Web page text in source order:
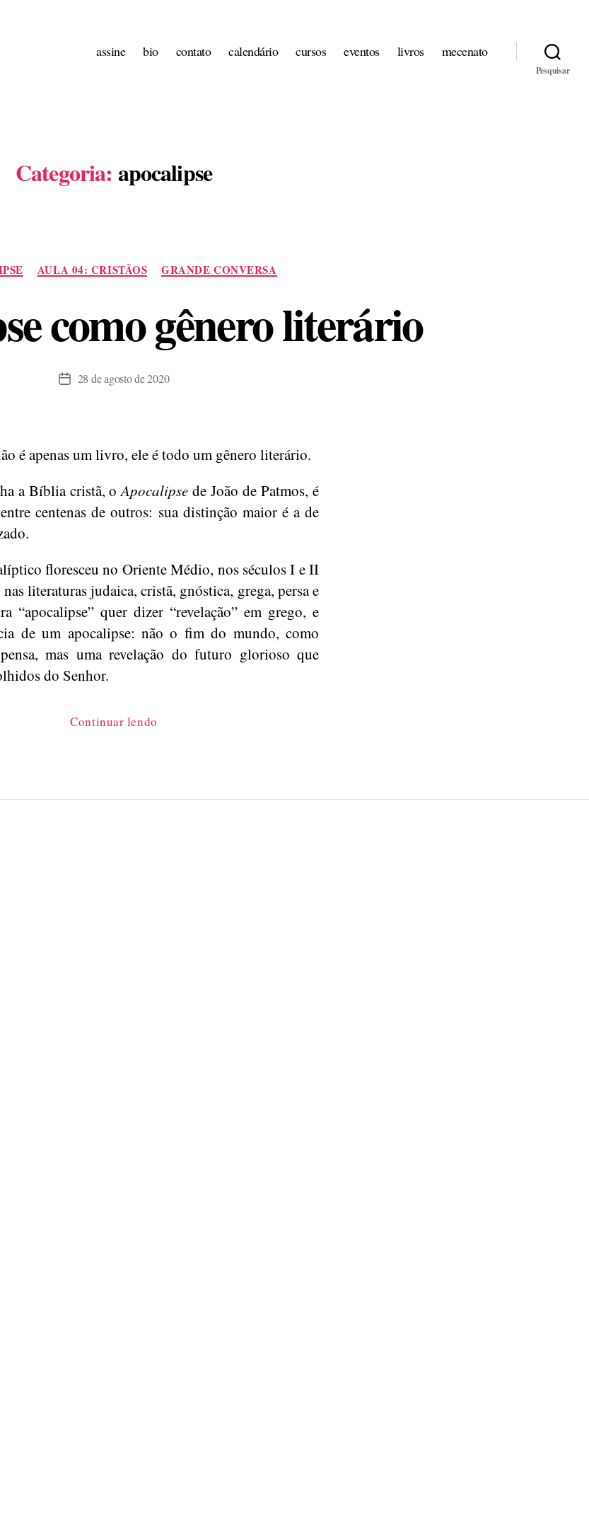
assine bio contato calendário cursos eventos livros mecenato
Pesquisar
Categoria: apocalipse
Categorias
AULA 04: CRISTÃOS GRANDE CONVERSA
como gênero literário
Data28 de agosto de 2020
é apenas um livro, ele é todo um gênero literário.
a Bíblia cristã, oApocalipsede João de Patmos, é
centenas de outros: sua distinção maior é a de
floresceu no Oriente Médio, nos séculos I e II
literaturas judaica, cristã, gnóstica, grega, persa e
“apocalipse” quer dizer “revelação” em grego, e
de um apocalipse: não o fim do mundo, como
mas uma revelação do futuro glorioso que
do Senhor.
Continuar lendo
literário”